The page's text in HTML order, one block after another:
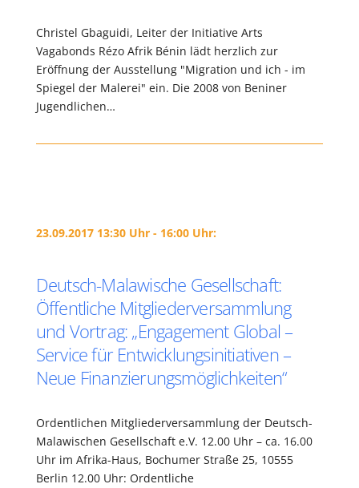
Christel Gbaguidi, Leiter der Initiative Arts
Vagabonds Rézo Afrik Bénin lädt herzlich zur
Eröffnung der Ausstellung "Migration und ich - im
Spiegel der Malerei" ein. Die 2008 von Beniner
Jugendlichen…
23.09.2017 13:30 Uhr - 16:00 Uhr:
Deutsch-Malawische Gesellschaft:
Öffentliche Mitgliederversammlung
und Vortrag: „Engagement Global –
Service für Entwicklungsinitiativen –
Neue Finanzierungsmöglichkeiten“
Ordentlichen Mitgliederversammlung der Deutsch-
Malawischen Gesellschaft e.V. 12.00 Uhr – ca. 16.00
Uhr im Afrika-Haus, Bochumer Straße 25, 10555
Berlin 12.00 Uhr: Ordentliche